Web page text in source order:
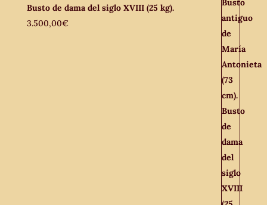
Busto de dama del siglo XVIII (25 kg).
3.500,00€